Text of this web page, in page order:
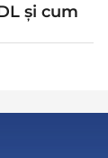
și cum